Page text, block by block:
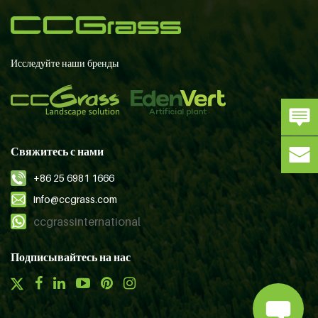
Исследуйте наши бренды
Свяжитесь с нами
+86 25 6981 1666
info@ccgrass.com
ccgrassinternational
Подписывайтесь на нас